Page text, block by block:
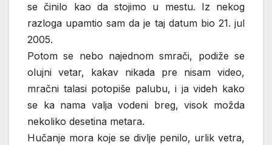
se činilo kao da stojimo u mestu. Iz nekog
razloga upamtio sam da je taj datum bio 21. jul
2005.
Potom se nebo najednom smrači, podiže se
olujni vetar, kakav nikada pre nisam video,
mračni talasi potopiše palubu, i ja videh kako
se ka nama valja vodeni breg, visok možda
nekoliko desetina metara.
Hučanje mora koje se divlje penilo, urlik vetra,